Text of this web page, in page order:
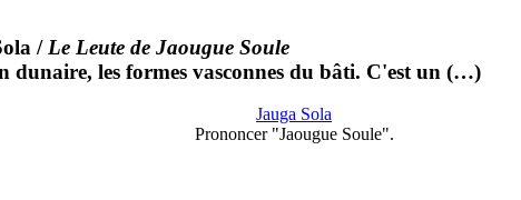
/ Le Leute de Jaougue Soule
dunaire, les formes vasconnes du bâti. C'est un (…)
Jauga Sola
Prononcer "Jaougue Soule".